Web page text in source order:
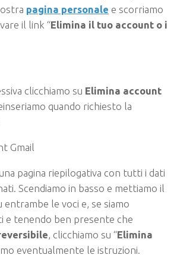
pagina personale e scorriamo
il link “Elimina il tuo account o i
clicchiamo su Elimina account
quando richiesto la
pagina riepilogativa con tutti i dati
Scendiamo in basso e mettiamo il
entrambe le voci e, se siamo
e tenendo ben presente che
, clicchiamo su “Elimina
eventualmente le istruzioni.